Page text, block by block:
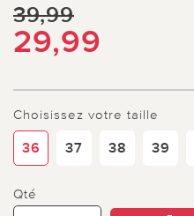
39,99
29,99
Choisissez votre taille
36 37 38 39
Qté